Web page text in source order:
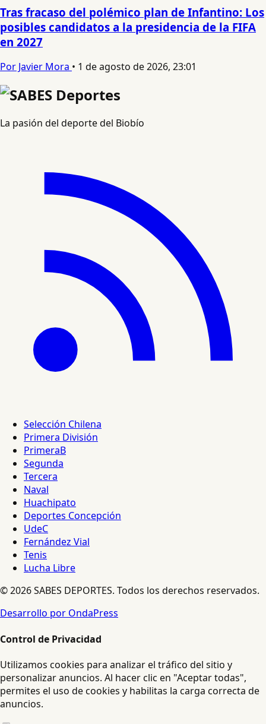
Tras fracaso del polémico plan de Infantino: Los
posibles candidatos a la presidencia de la FIFA
en 2027
Por Javier Mora • 1 de agosto de 2026, 23:01
La pasión del deporte del Biobío
Selección Chilena
Primera División
PrimeraB
Segunda
Tercera
Naval
Huachipato
Deportes Concepción
UdeC
Fernández Vial
Tenis
Lucha Libre
© 2026 SABES DEPORTES. Todos los derechos reservados.
Desarrollo por OndaPress
Control de Privacidad
Utilizamos cookies para analizar el tráfico del sitio y
personalizar anuncios. Al hacer clic en "Aceptar todas",
permites el uso de cookies y habilitas la carga correcta de
anuncios.